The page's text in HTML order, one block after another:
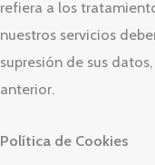
refiera a los
nuestros servicios
supresión de sus
anterior.
Política de Cookies